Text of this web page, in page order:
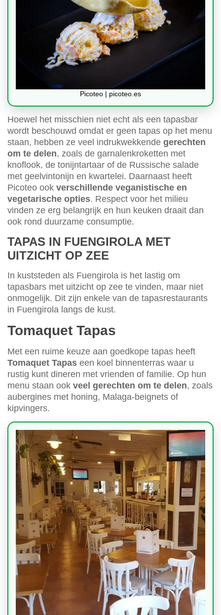
Picoteo | picoteo.es
Hoewel het misschien niet echt als een tapasbar
wordt beschouwd omdat er geen tapas op het menu
staan, hebben ze veel indrukwekkende gerechten
om te delen, zoals de garnalenkroketten met
knoflook, de tonijntartaar of de Russische salade
met geelvintonijn en kwartelei. Daarnaast heeft
Picoteo ook verschillende veganistische en
vegetarische opties. Respect voor het milieu
vinden ze erg belangrijk en hun keuken draait dan
ook rond duurzame consumptie.
TAPAS IN FUENGIROLA MET
UITZICHT OP ZEE
In kuststeden als Fuengirola is het lastig om
tapasbars met uitzicht op zee te vinden, maar niet
onmogelijk. Dit zijn enkele van de tapasrestaurants
in Fuengirola langs de kust.
Tomaquet Tapas
Met een ruime keuze aan goedkope tapas heeft
Tomaquet Tapas een koel binnenterras waar u
rustig kunt dineren met vrienden of familie. Op hun
menu staan ook veel gerechten om te delen, zoals
aubergines met honing, Malaga-beignets of
kipvingers.